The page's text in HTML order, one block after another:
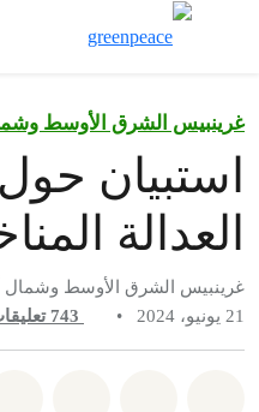
غرينبيس الشرق الأوسط
استبيان
العدالة
غرينبيس الشرق الأوسط وشمال
21 يونيو، 2024
•
743